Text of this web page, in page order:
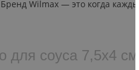
Wilmax — это когда
для соуса 7,5x4 см